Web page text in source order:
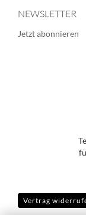
NEWSLETTER
Jetzt abonnieren
Vertrag